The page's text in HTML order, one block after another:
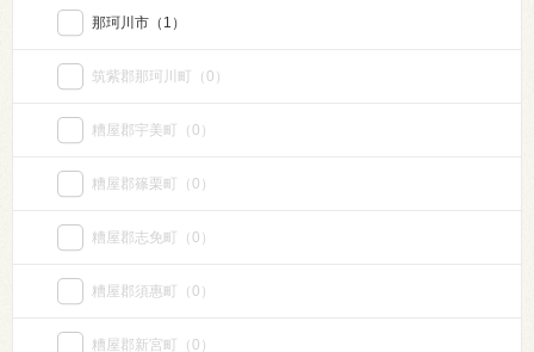
那珂川市 （1）
筑紫郡那珂川町 （0）
糟屋郡宇美町 （0）
糟屋郡篠栗町 （0）
糟屋郡志免町 （0）
糟屋郡須惠町 （0）
糟屋郡新宮町 （0）